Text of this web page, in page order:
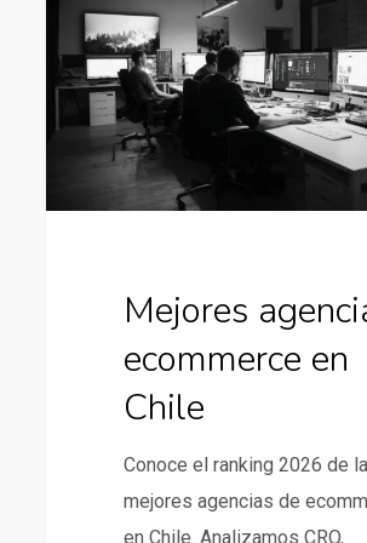
Chile
Mejores
ecommerce en
Chile
Conoce el ranking 2026 de
mejores agencias de
en Chile. Analizamos CRO,